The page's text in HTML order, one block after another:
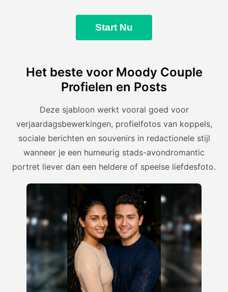
Start Nu
Het beste voor Moody Couple
Profielen en Posts
Deze sjabloon werkt vooral goed voor
verjaardagsbewerkingen, profielfotos van koppels,
sociale berichten en souvenirs in redactionele stijl
wanneer je een humeurig stads-avondromantic
portret liever dan een heldere of speelse liefdesfoto.